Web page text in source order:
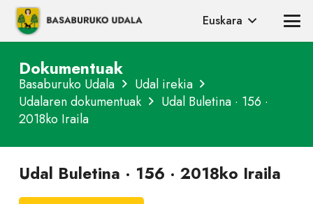
Euskara
Dokumentuak
Basaburuko Udala
Udal irekia
Udalaren dokumentuak
Udal Buletina · 156 ·
2018ko Iraila
Udal Buletina · 156 · 2018ko Iraila